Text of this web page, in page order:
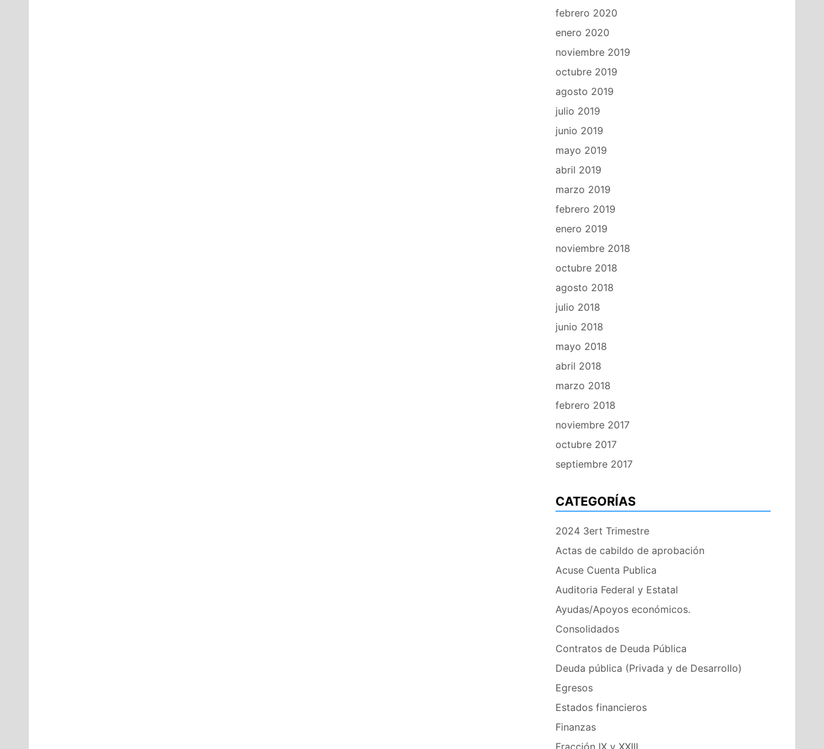
febrero 2020
enero 2020
noviembre 2019
octubre 2019
agosto 2019
julio 2019
junio 2019
mayo 2019
abril 2019
marzo 2019
febrero 2019
enero 2019
noviembre 2018
octubre 2018
agosto 2018
julio 2018
junio 2018
mayo 2018
abril 2018
marzo 2018
febrero 2018
noviembre 2017
octubre 2017
septiembre 2017
CATEGORÍAS
2024 3ert Trimestre
Actas de cabildo de aprobación
Acuse Cuenta Publica
Auditoria Federal y Estatal
Ayudas/Apoyos económicos.
Consolidados
Contratos de Deuda Pública
Deuda pública (Privada y de Desarrollo)
Egresos
Estados financieros
Finanzas
Fracción IX y XXIII